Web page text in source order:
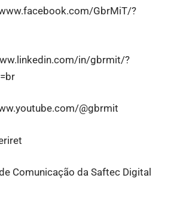
GbrMiT/?
in/gbrmit/?
@gbrmit
Comunicação da Saftec Digital